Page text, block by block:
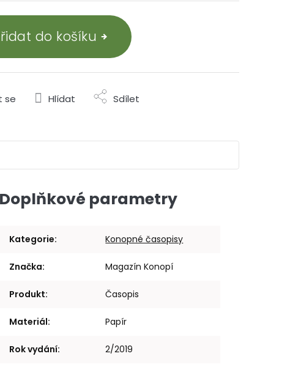
do košíku
se Hlídat Sdílet
Doplňkové parametry
Kategorie: Konopné časopisy
Značka: Magazín Konopí
Produkt: Časopis
Materiál: Papír
Rok vydání: 2/2019